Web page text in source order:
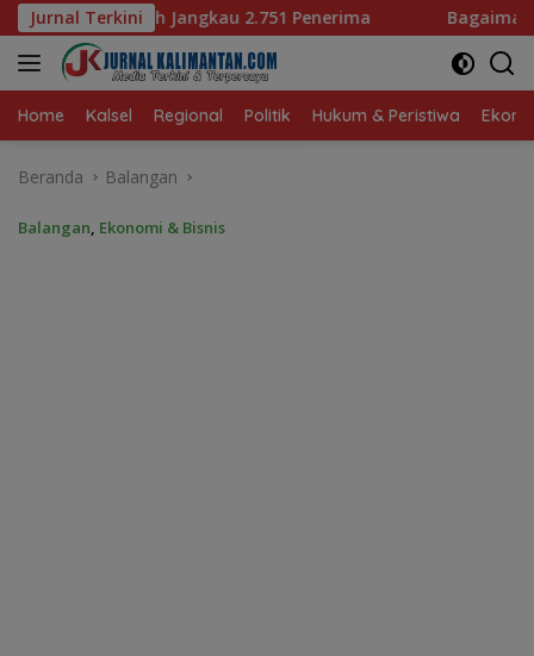
Langsung
ke
konten
Jurnal Terkini
Penerima Bagaimana KIP Hadapi Deepfake dan
Home Kalsel Regional Politik Hukum & Peristiwa
Beranda Balangan
Balangan, Ekonomi & Bisnis